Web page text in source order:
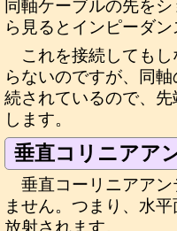
同軸ケーブルの先を
ら見るとインピーダン
これを接続しても
らないのですが、同
続されているので、
します。
垂直コリニアア
垂直コーリニアア
ません。つまり、水
放射されます。